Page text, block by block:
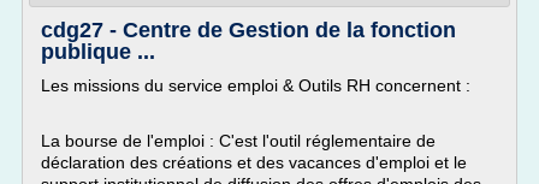
cdg27 - Centre de Gestion de la fonction
publique ...
Les missions du service emploi & Outils RH concernent :
La bourse de l'emploi : C'est l'outil réglementaire de
déclaration des créations et des vacances d'emploi et le